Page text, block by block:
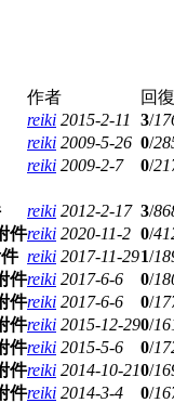
作者
回
reiki 2015-2-11 3/
reiki 2009-5-26 0/
reiki 2009-2-7 0/
reiki 2012-2-17 3/
reiki 2020-11-2 0/
reiki 2017-11-291/
reiki 2017-6-6 0/
reiki 2017-6-6 0/
reiki 2015-12-290/
reiki 2015-5-6 0/
reiki 2014-10-210/
reiki 2014-3-4 0/